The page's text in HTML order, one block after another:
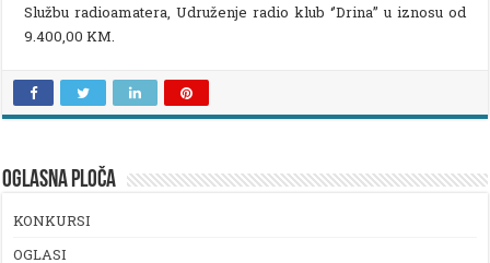
Službu radioamatera, Udruženje radio klub ‘’Drina’’ u iznosu od
9.400,00 KM.
OGLASNA PLOČA
KONKURSI
OGLASI